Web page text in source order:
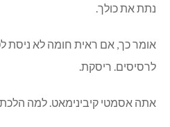
נתת את כולך.
אומר כך, אם ראית חומה לא ניסת
לרסיסים. ריסקת.
אתה אסמטי קיבינימאט. למה